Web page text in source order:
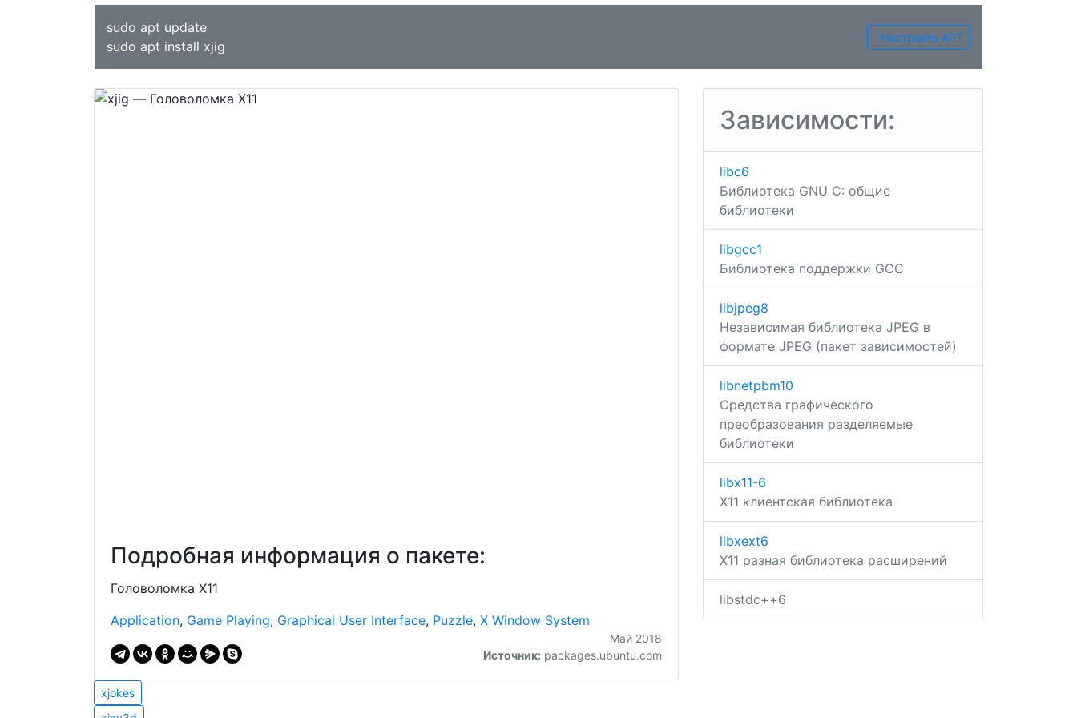
sudo apt update
sudo apt install xjig
Настроить APT
Подробная информация о пакете:
Головоломка X11
Application, Game Playing, Graphical User Interface, Puzzle, X Window System
Май 2018
Источник: packages.ubuntu.com
Навигация
xjokes
xjokes
xinv3d
Зависимости:
libc6
Библиотека GNU C: общие
библиотеки
libgcc1
Библиотека поддержки GCC
libjpeg8
Независимая библиотека JPEG в
формате JPEG (пакет зависимостей)
libnetpbm10
Средства графического
преобразования разделяемые
библиотеки
libx11-6
X11 клиентская библиотека
libxext6
X11 разная библиотека расширений
libstdc++6